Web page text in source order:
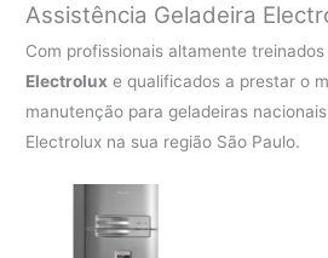
Assistência Geladeira
Com profissionais altamente
Electrolux e qualificados a prestar o
manutenção para geladeiras
Electrolux na sua região São Paulo.